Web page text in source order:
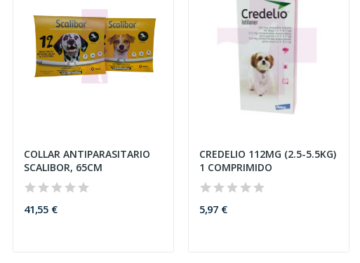
COLLAR ANTIPARASITARIO
SCALIBOR, 65CM
41,55 €
CREDELIO 112MG (2.5-5.5KG)
1 COMPRIMIDO
5,97 €